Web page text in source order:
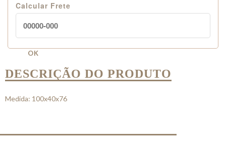
Calcular Frete
OK
DESCRIÇÃO DO PRODUTO
Medida: 100x40x76